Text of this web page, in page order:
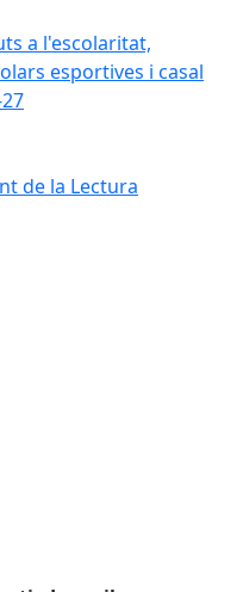
a l'escolaritat,
esportives i casal
de la Lectura